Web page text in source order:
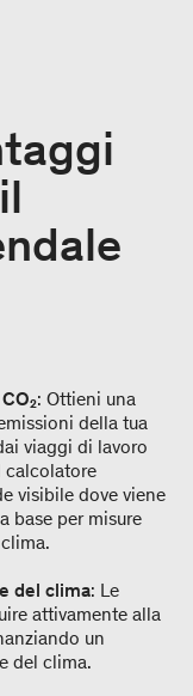
: Ottieni una
della tua
viaggi di lavoro
calcolatore
visibile dove viene
base per misure
del clima: Le
attivamente alla
un
del clima.